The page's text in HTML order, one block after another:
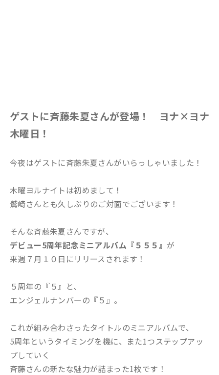
ゲストに斉藤朱夏さんが登場！ ヨナ×ヨナ
木曜日！
今夜はゲストに斉藤朱夏さんがいらっしゃいました！
木曜ヨルナイトは初めまして！
鷲崎さんとも久しぶりのご対面でございます！
そんな斉藤朱夏さんですが、
デビュー5周年記念ミニアルバム『５５５』 が
来週７月１０日にリリースされます！
５周年の『５』と、
エンジェルナンバーの『５』。
これが組み合わさったタイトルのミニアルバムで、
5周年というタイミングを機に、また1つステップアッ
プしていく
斉藤さんの新たな魅力が詰まった1枚です！